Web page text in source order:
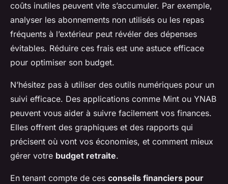
coûts inutiles peuvent vite s’accumuler. Par exemple,
analyser les abonnements non utilisés ou les repas
fréquents à l’extérieur peut révéler des dépenses
évitables. Réduire ces frais est une astuce efficace
pour optimiser son budget.
N’hésitez pas à utiliser des outils numériques pour un
suivi efficace. Des applications comme Mint ou YNAB
peuvent vous aider à suivre facilement vos finances.
Elles offrent des graphiques et des rapports qui
précisent où vont vos économies, et comment mieux
gérer votre budget retraite.
En tenant compte de ces conseils financiers pour